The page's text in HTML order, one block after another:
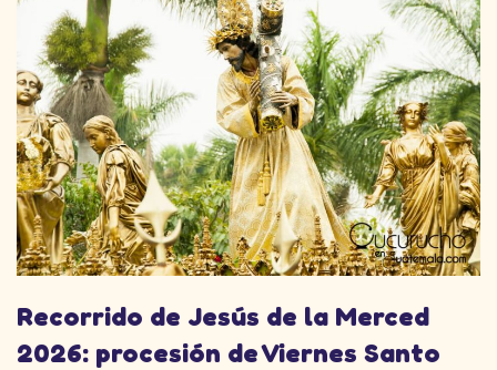
Recorrido de Jesús de la Merced
2026: procesión de Viernes Santo